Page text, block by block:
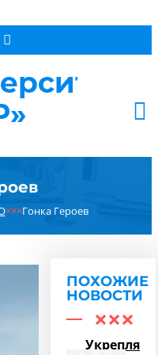
×××Гонка Героев
ПОХОЖИЕ
НОВОСТИ
Укрепляем